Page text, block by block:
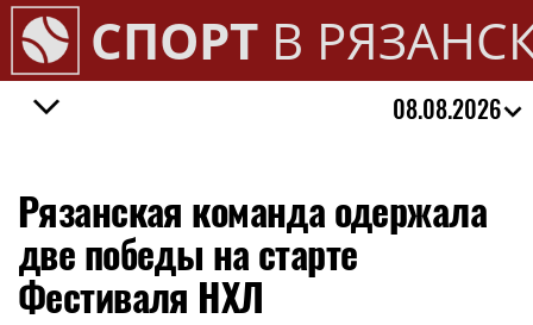
СПОРТ В
08.08.2026
Рязанская команда одержала
две победы на старте
Фестиваля НХЛ